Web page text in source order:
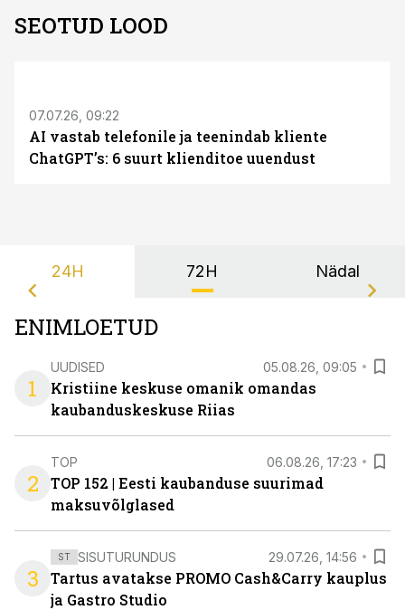
SEOTUD LOOD
07.07.26, 09:22
AI vastab telefonile ja teenindab kliente
ChatGPT’s: 6 suurt klienditoe uuendust
24H 72H Nädal
ENIMLOETUD
1
UUDISED 05.08.26, 09:05
Kristiine keskuse omanik omandas
kaubanduskeskuse Riias
2
TOP 06.08.26, 17:23
TOP 152 | Eesti kaubanduse suurimad
maksuvõlglased
3
ST SISUTURUNDUS 29.07.26, 14:56
Tartus avatakse PROMO Cash&Carry kauplus
ja Gastro Studio